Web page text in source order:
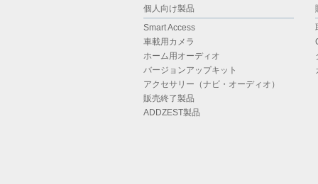
個人向け製品
Smart Access
車載用カメラ
ホーム用オーディオ
バージョンアップキット
アクセサリー（ナビ・オーディオ）
販売終了製品
ADDZEST製品